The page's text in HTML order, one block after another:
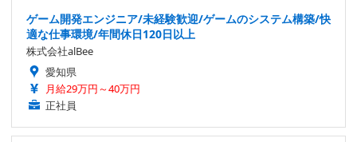
ゲーム開発エンジニア/未経験歓迎/ゲームのシステム構築/快
適な仕事環境/年間休日120日以上
株式会社alBee
愛知県
月給29万円～40万円
正社員